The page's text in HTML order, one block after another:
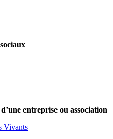
entreprise ou association
Vivants